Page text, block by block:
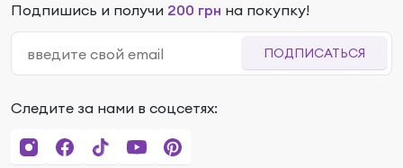
Подпишись и получи 200 грн на покупку!
ПОДПИСАТЬСЯ
Следите за нами в соцсетях: